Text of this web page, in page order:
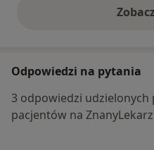
Odpowiedzi na pytania
3 odpowiedzi udzielonych
pacjentów na